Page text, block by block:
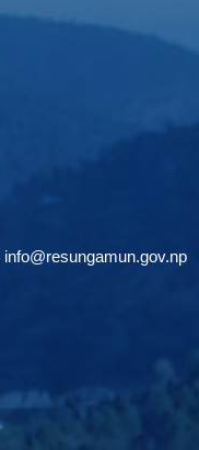
info@resungamun.gov.np